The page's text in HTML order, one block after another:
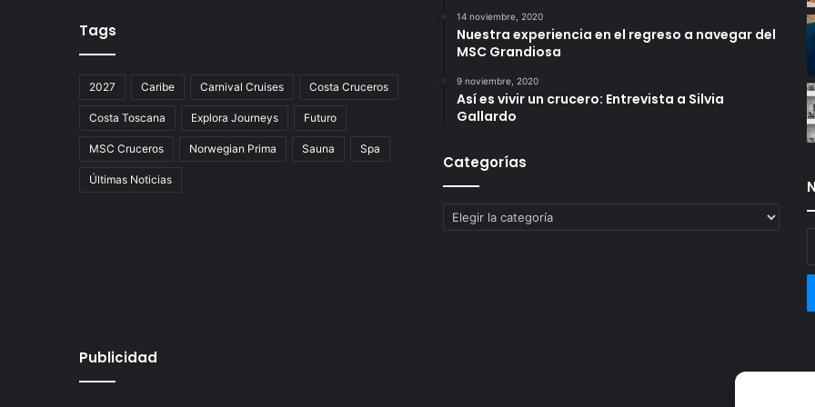
Tags
2027 Caribe Carnival Cruises Costa Cruceros
Costa Toscana Explora Journeys Futuro
MSC Cruceros Norwegian Prima Sauna Spa
Últimas Noticias
14 noviembre, 2020
Nuestra experiencia en el regreso a navegar del
MSC Grandiosa
9 noviembre, 2020
Así es vivir un crucero: Entrevista a Silvia
Gallardo
Categorías
Categorías
Publicidad